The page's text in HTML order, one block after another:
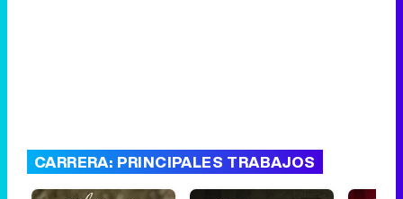
CARRERA: PRINCIPALES TRABAJOS